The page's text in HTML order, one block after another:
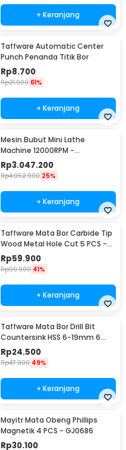
+ Keranjang
Taffware Automatic Center
Punch Penanda Titik Bor
Rp8.700
Rp21.900 61%
+ Keranjang
Mesin Bubut Mini Lathe
Machine 12000RPM -
TZ20002MR
Rp3.047.200
Rp4.052.900 25%
+ Keranjang
Taffware Mata Bor Carbide Tip
Wood Metal Hole Cut 5 PCS -
EPC-PIT-20P
Rp59.900
Rp99.900 41%
+ Keranjang
Taffware Mata Bor Drill Bit
Countersink HSS 6-19mm 6
PCS - BT3
Rp24.500
Rp47.900 49%
+ Keranjang
Mayitr Mata Obeng Phillips
Magnetik 4 PCS - GJ0686
Rp30.100